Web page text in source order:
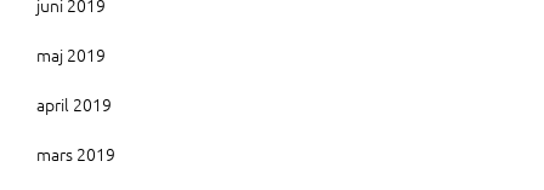
maj 2019
april 2019
mars 2019